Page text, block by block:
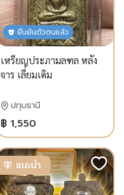
ยืนยันตัวตนแล้ว
เหรียญประภามลฑล หลัง
จาร เลี่ยมเดิม
ปทุมธานี
฿ 1,550
แนะนำ